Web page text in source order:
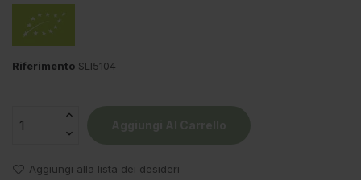
Riferimento SLI5104
Aggiungi alla lista dei desideri